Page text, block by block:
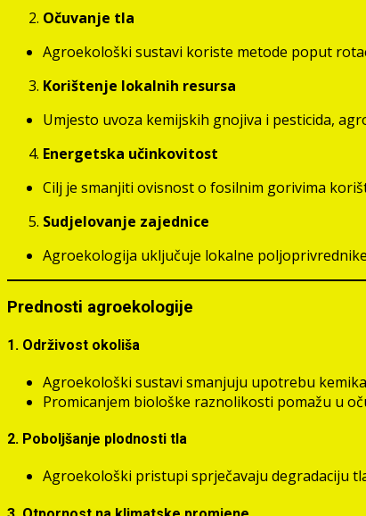
Očuvanje tla
Agroekološki sustavi koriste metode poput
Korištenje lokalnih resursa
Umjesto uvoza kemijskih gnojiva i pesticida,
Energetska učinkovitost
Cilj je smanjiti ovisnost o fosilnim gorivima
Sudjelovanje zajednice
Agroekologija uključuje lokalne
Prednosti agroekologije
1. Održivost okoliša
Agroekološki sustavi smanjuju upotrebu
Promicanjem biološke raznolikosti pomažu u
2. Poboljšanje plodnosti tla
Agroekološki pristupi sprječavaju degradaciju